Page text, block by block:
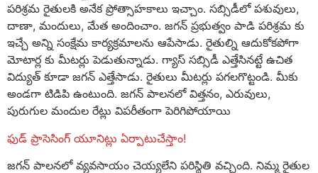
పరిశ్రమ రైతులకి అనేక ప్రోత్సాహకాలు ఇచ్చాం. సబ్సిడీలో పశువులు,
దాణా, మందులు, మేత అందించాం. జగన్ ప్రభుత్వం పాడి పరిశ్రమ కు
ఇచ్చే అన్ని సంక్షేమ కార్యక్రమాలను ఆపేసాడు. రైతుల్ని ఆదుకోకపోగా
మోటార్ల కు మీటర్లు పెడుతున్నాడు. గ్యాస్ సబ్సిడీ ఎత్తేసినట్టే ఉచిత
విద్యుత్ కూడా జగన్ ఎత్తేసాడు. రైతులు మీటర్లు పగలగొట్టండి. మీకు
అండగా టిడిపి ఉంటుంది. జగన్ పాలనలో విత్తనం, ఎరువులు,
పురుగుల మందుల రేట్లు విపరీతంగా పెరిగిపోయాయి
ఫుడ్ ప్రాసెసింగ్ యూనిట్లు ఏర్పాటుచేస్తాం!
జగన్ పాలనలో వ్యవసాయం చెయ్యలేని పరిస్థితి వచ్చింది. నిమ్మ రైతుల